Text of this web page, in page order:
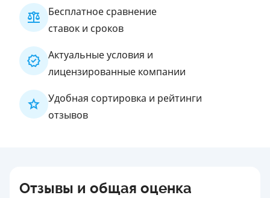
Бесплатное сравнение
ставок и сроков
Актуальные условия и
лицензированные компании
Удобная сортировка и рейтинги
отзывов
Отзывы и общая оценка